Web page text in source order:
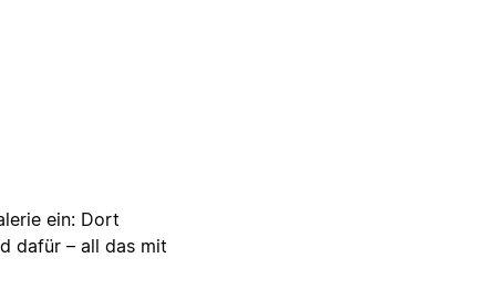
ein: Dort
dafür – all das mit